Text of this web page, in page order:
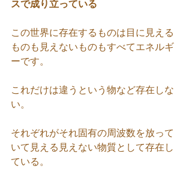
スで成り立っている
この世界に存在するものは目に見える
ものも見えないものもすべてエネルギ
ーです。
これだけは違うという物など存在しな
い。
それぞれがそれ固有の周波数を放って
いて見える見えない物質として存在し
ている。